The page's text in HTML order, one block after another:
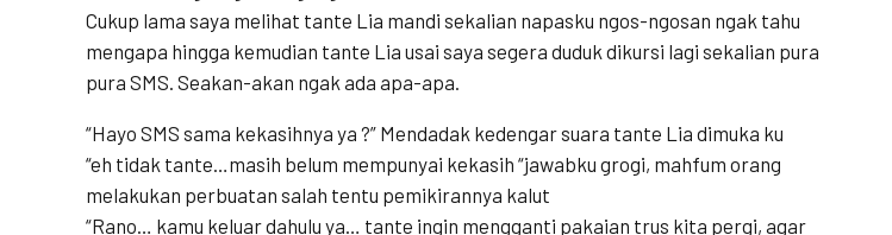
Cukup lama saya melihat tante Lia mandi sekalian napasku ngos-ngosan ngak tahu
mengapa hingga kemudian tante Lia usai saya segera duduk dikursi lagi sekalian pura
pura SMS. Seakan-akan ngak ada apa-apa.
“Hayo SMS sama kekasihnya ya ?” Mendadak kedengar suara tante Lia dimuka ku
“eh tidak tante…masih belum mempunyai kekasih “jawabku grogi, mahfum orang
melakukan perbuatan salah tentu pemikirannya kalut
“Rano… kamu keluar dahulu ya… tante ingin mengganti pakaian trus kita pergi, agar